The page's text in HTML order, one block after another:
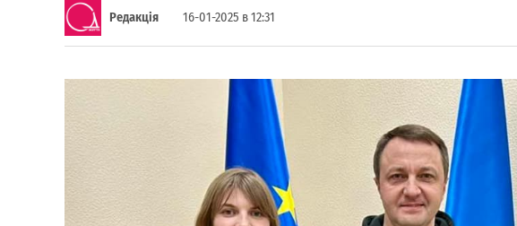
Редакція 16-01-2025 в 12:31